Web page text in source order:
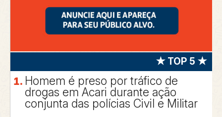
★ TOP 5 ★
Homem é preso por tráfico de
drogas em Acari durante ação
conjunta das polícias Civil e Militar